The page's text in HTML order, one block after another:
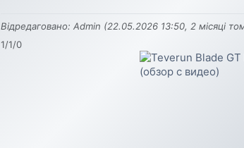
Відредаговано: Admin (22.05.2026 13:50, 2 місяці
1/1/0